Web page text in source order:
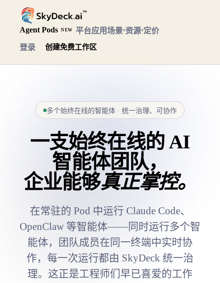
Agent Pods NEW 平台应用场景▾资源▾定价
登录
创建免费工作区
多个始终在线的智能体 · 统一治理、可协作
一支始终在线的 AI
智能体团队，
企业能够真正掌控。
在常驻的 Pod 中运行 Claude Code、
OpenClaw 等智能体——同时运行多个智
能体，团队成员在同一终端中实时协
作，每一次运行都由 SkyDeck 统一治
理。这正是工程师们早已喜爱的工作